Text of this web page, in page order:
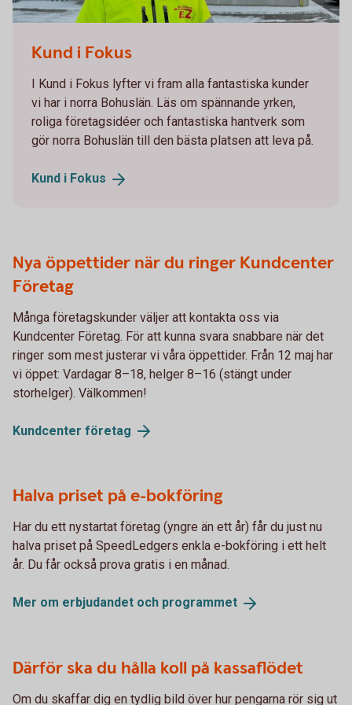
Kund i Fokus
I Kund i Fokus lyfter vi fram alla fantastiska kunder
vi har i norra Bohuslän. Läs om spännande yrken,
roliga företagsidéer och fantastiska hantverk som
gör norra Bohuslän till den bästa platsen att leva på.
Kund i Fokus
Nya öppettider när du ringer Kundcenter
Företag
Många företagskunder väljer att kontakta oss via
Kundcenter Företag. För att kunna svara snabbare när det
ringer som mest justerar vi våra öppettider. Från 12 maj har
vi öppet: Vardagar 8–18, helger 8–16 (stängt under
storhelger). Välkommen!
Kundcenter företag
Halva priset på e-bokföring
Har du ett nystartat företag (yngre än ett år) får du just nu
halva priset på SpeedLedgers enkla e-bokföring i ett helt
år. Du får också prova gratis i en månad.
Mer om erbjudandet och programmet
Därför ska du hålla koll på kassaflödet
Om du skaffar dig en tydlig bild över hur pengarna rör sig ut